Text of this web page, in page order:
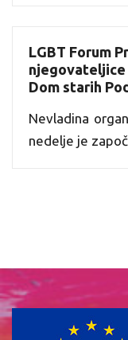
LGBT Forum
njegovateljice
Dom starih
Nevladina
nedelje je